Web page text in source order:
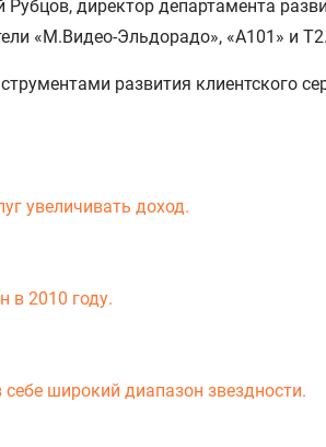
директор департамента
«М.Видео-Эльдорадо», «А101» и Т2.
развития клиентского
увеличивать доход.
в 2010 году.
широкий диапазон звездности.